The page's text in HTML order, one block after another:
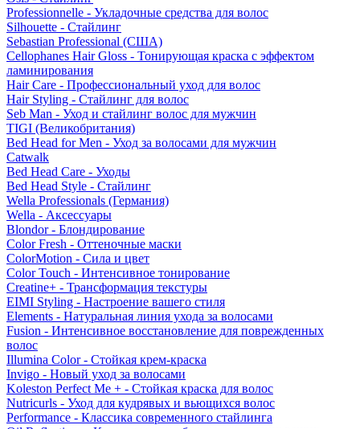
Professionnelle - Укладочные средства для волос
Silhouette - Стайлинг
Sebastian Professional (США)
Cellophanes Hair Gloss - Тонирующая краска с эффектом
ламинирования
Hair Care - Профессиональный уход для волос
Hair Styling - Стайлинг для волос
Seb Man - Уход и стайлинг волос для мужчин
TIGI (Великобритания)
Bed Head for Men - Уход за волосами для мужчин
Catwalk
Bed Head Care - Уходы
Bed Head Style - Стайлинг
Wella Professionals (Германия)
Wella - Аксессуары
Blondor - Блондирование
Color Fresh - Оттеночные маски
ColorMotion - Сила и цвет
Color Touch - Интенсивное тонирование
Creatine+ - Трансформация текстуры
EIMI Styling - Настроение вашего стиля
Elements - Натуральная линия ухода за волосами
Fusion - Интенсивное восстановление для поврежденных
волос
Illumina Color - Стойкая крем-краска
Invigo - Новый уход за волосами
Koleston Perfect Me + - Стойкая краска для волос
Nutricurls - Уход для кудрявых и вьющихся волос
Performance - Классика современного стайлинга